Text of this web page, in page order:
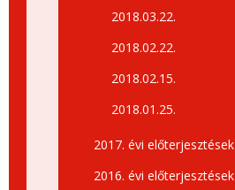
2018.03.22.
2018.02.22.
2018.02.15.
2018.01.25.
2017. évi előterjesztések
2016. évi előterjesztések